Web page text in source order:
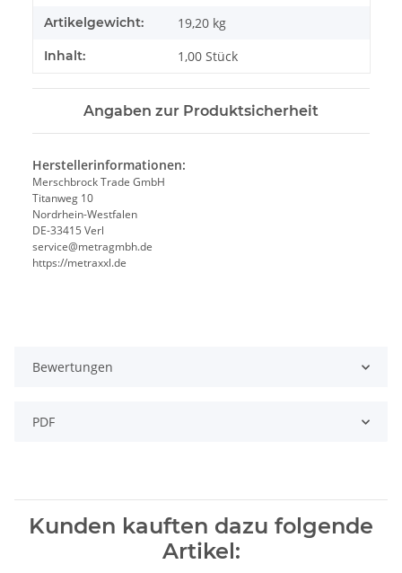
Artikelgewicht: 19,20 kg
Inhalt: 1,00 Stück
Angaben zur Produktsicherheit
Herstellerinformationen:
Merschbrock Trade GmbH
Titanweg 10
Nordrhein-Westfalen
DE-33415 Verl
service@metragmbh.de
https://metraxxl.de
Bewertungen
PDF
Kunden kauften dazu folgende
Artikel: